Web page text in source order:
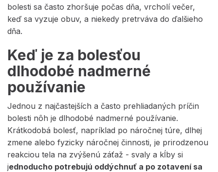
bolesti sa často zhoršuje počas dňa, vrcholí večer,
keď sa vyzuje obuv, a niekedy pretrváva do ďalšieho
dňa.
Keď je za bolesťou
dlhodobé nadmerné
používanie
Jednou z najčastejších a často prehliadaných príčin
bolesti nôh je dlhodobé nadmerné používanie.
Krátkodobá bolesť, napríklad po náročnej túre, dlhej
zmene alebo fyzicky náročnej činnosti, je prirodzenou
reakciou tela na zvýšenú záťaž - svaly a kĺby si
jednoducho potrebujú oddýchnuť a po zotavení sa